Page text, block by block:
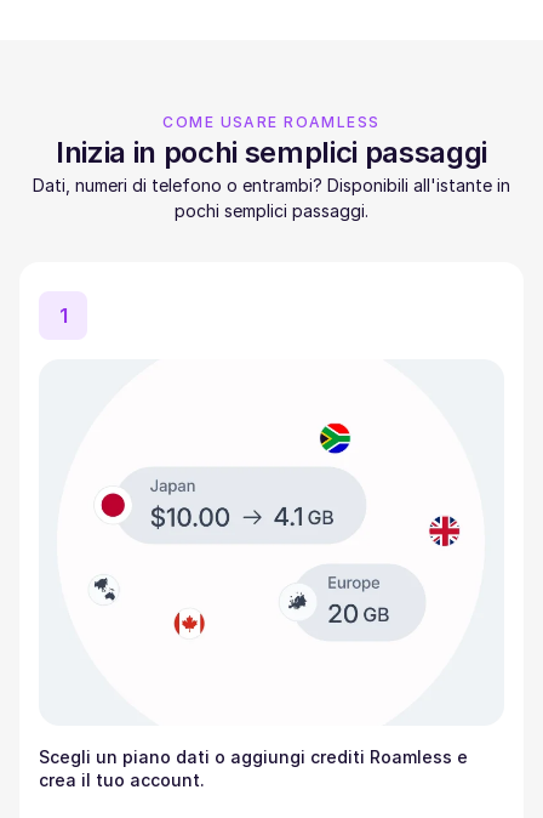
COME USARE ROAMLESS
Inizia in pochi semplici passaggi
Dati, numeri di telefono o entrambi? Disponibili all'istante in
pochi semplici passaggi.
1
Scegli un piano dati o aggiungi crediti Roamless e
crea il tuo account.